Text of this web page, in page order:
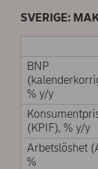
SVERIGE:
BNP
% y/y
(KPIF), % y/y
Arbetslöshet
%